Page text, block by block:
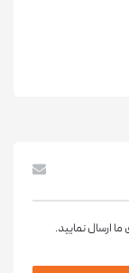
ارسال نمایید.